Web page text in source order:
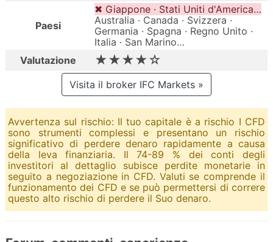
Paesi
✖ Giappone · Stati Uniti d'America…
Australia · Canada · Svizzera ·
Germania · Spagna · Regno Unito ·
Italia · San Marino…
Valutazione
★★★★☆
Visita il broker IFC Markets »
Avvertenza sul rischio: Il tuo capitale è a rischio I CFD
sono strumenti complessi e presentano un rischio
significativo di perdere denaro rapidamente a causa
della leva finanziaria. Il 74-89 % dei conti degli
investitori al dettaglio subisce perdite monetarie in
seguito a negoziazione in CFD. Valuti se comprende il
funzionamento dei CFD e se può permettersi di correre
questo alto rischio di perdere il Suo denaro.